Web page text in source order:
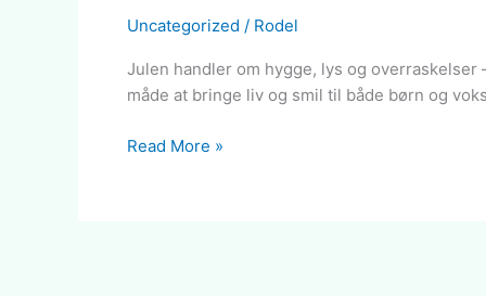
Uncategorized / Rodel
Julen handler om hygge, lys og
måde at bringe liv og smil til både børn og
Read More »